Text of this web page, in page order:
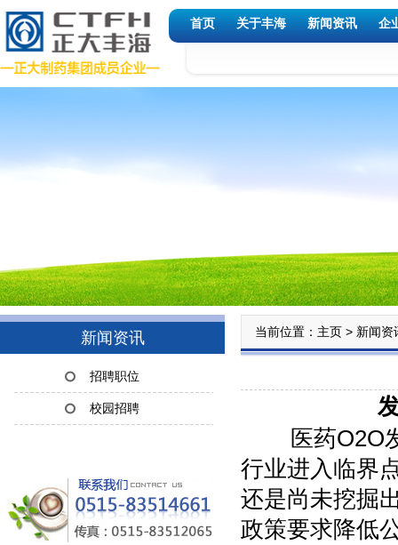
首页 关于丰海 新闻资讯 企
新闻资讯
招聘职位
校园招聘
当前位置： 主页 > 新闻资
医药O2O发
行业进入临界
还是尚未挖掘
政策要求降低